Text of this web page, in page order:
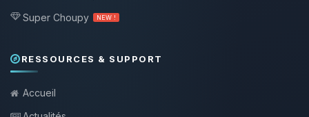
Super Choupy NEW !
RESSOURCES & SUPPORT
Accueil